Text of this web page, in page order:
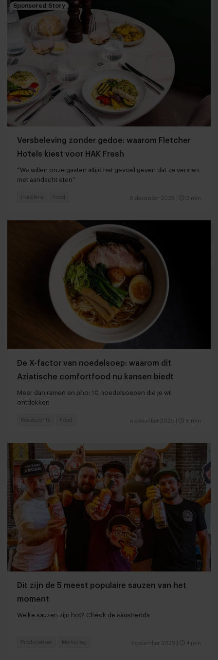
Sponsored Story
Versbeleving zonder gedoe: waarom Fletcher
Hotels kiest voor HAK Fresh
“We willen onze gasten altijd het gevoel geven dat ze vers en
met aandacht eten”
5 december 2025 2 min
Hotellerie Food
De X-factor van noedelsoep: waarom dit
Aziatische comfortfood nu kansen biedt
Meer dan ramen en pho: 10 noedelsoepen die je wil
ontdekken
4 december 2025 6 min
Restaurants Food
Dit zijn de 5 meest populaire sauzen van het
moment
Welke sauzen zijn hot? Check de saustrends
4 december 2025 4 min
Producenten Marketing